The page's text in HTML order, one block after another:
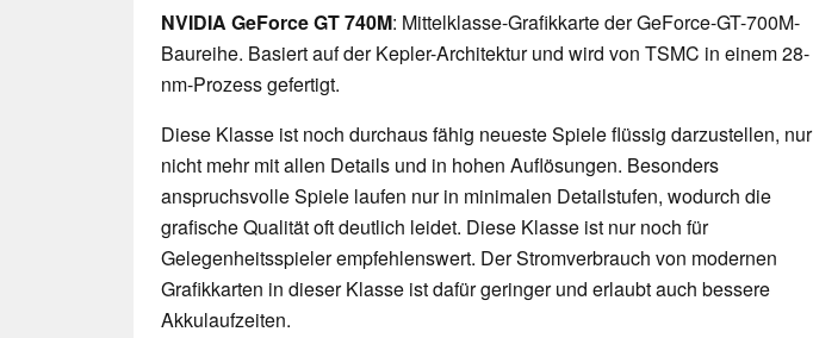
NVIDIA GeForce GT 740M: Mittelklasse-Grafikkarte der GeForce-GT-700M-
Baureihe. Basiert auf der Kepler-Architektur und wird von TSMC in einem 28-
nm-Prozess gefertigt.
Diese Klasse ist noch durchaus fähig neueste Spiele flüssig darzustellen, nur
nicht mehr mit allen Details und in hohen Auflösungen. Besonders
anspruchsvolle Spiele laufen nur in minimalen Detailstufen, wodurch die
grafische Qualität oft deutlich leidet. Diese Klasse ist nur noch für
Gelegenheitsspieler empfehlenswert. Der Stromverbrauch von modernen
Grafikkarten in dieser Klasse ist dafür geringer und erlaubt auch bessere
Akkulaufzeiten.